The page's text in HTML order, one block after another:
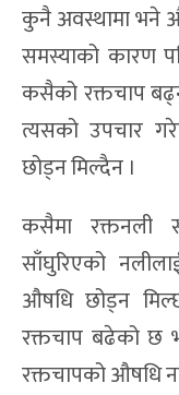
कुनै अवस्थामा भने
समस्याको कारण
कसैको रक्तचाप
त्यसको उपचार
छोड्न मिल्दैन ।
कसैमा रक्तनली
साँघुरिएको
औषधि छोड्न
रक्तचाप बढेको छ
रक्तचापको औषधि